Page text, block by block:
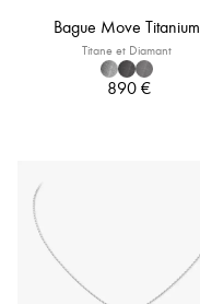
Bague Move Titanium
Titane et Diamant
890 €